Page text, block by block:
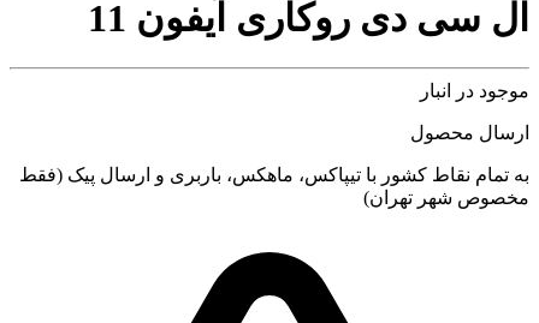
ال سی دی روکاری آیفون 11
موجود در انبار
ارسال محصول
به تمام نقاط کشور با تیپاکس، ماهکس، باربری و ارسال پیک (فقط
مخصوص شهر تهران)